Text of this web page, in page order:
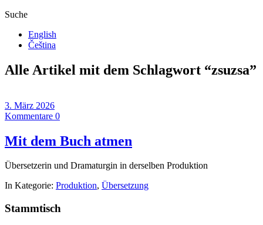
Suche
English
Čeština
Alle Artikel mit dem Schlagwort “zsuzsa”
3. März 2026
Kommentare 0
Mit dem Buch atmen
Übersetzerin und Dramaturgin in derselben Produktion
In Kategorie: Produktion, Übersetzung
Stammtisch